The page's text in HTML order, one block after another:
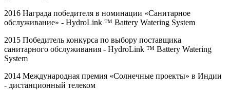
2016 Награда победителя в номинации «Санитарное
обслуживание» - HydroLink ™ Battery Watering System
2015 Победитель конкурса по выбору поставщика
санитарного обслуживания - HydroLink ™ Battery Watering
System
2014 Международная премия «Солнечные проекты» в Индии
- дистанционный телеком